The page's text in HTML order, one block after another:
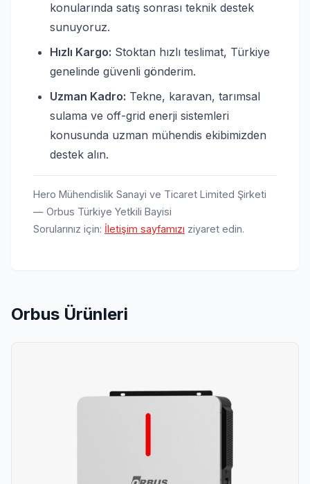
konularında satış sonrası teknik destek
sunuyoruz.
Hızlı Kargo: Stoktan hızlı teslimat, Türkiye
genelinde güvenli gönderim.
Uzman Kadro: Tekne, karavan, tarımsal
sulama ve off-grid enerji sistemleri
konusunda uzman mühendis ekibimizden
destek alın.
Hero Mühendislik Sanayi ve Ticaret Limited Şirketi
— Orbus Türkiye Yetkili Bayisi
Sorularınız için: İletişim sayfamızı ziyaret edin.
Orbus Ürünleri